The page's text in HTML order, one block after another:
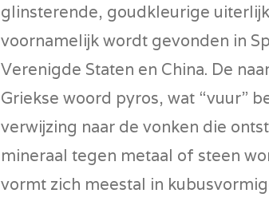
glinsterende, goudkleurige
voornamelijk wordt gevonden in
Verenigde Staten en China. De
Griekse woord pyros, wat “vuur”
verwijzing naar de vonken die
mineraal tegen metaal of steen
vormt zich meestal in